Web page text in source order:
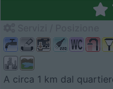
A circa 1 km dal